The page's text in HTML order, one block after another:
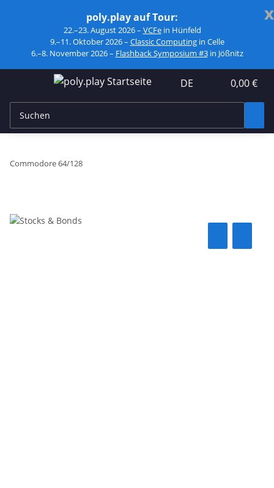
x
poly.play auf Tour:
22.–23. August 2026 – VCFein Hünfeld
9.–11. Oktober 2026 – Classic Computingin Celle
6.–8. November 2026 – Flashback Symposium #3in Jößnitz
DE 0,00 €
Commodore 64/128